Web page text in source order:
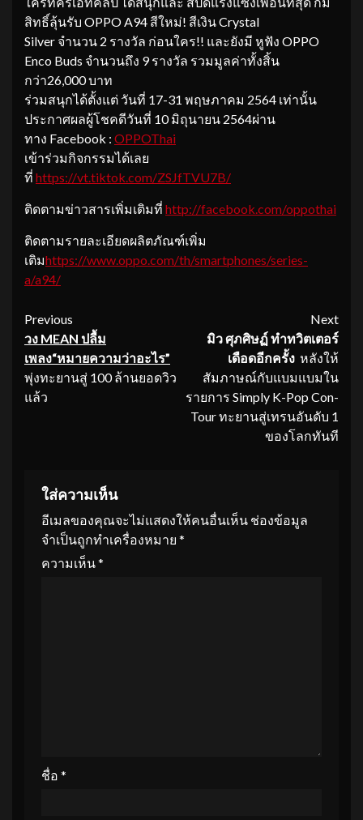
สิทธิ์ลุ้นรับ OPPO A94 สีใหม่! สีเงิน Crystal
Silver จำนวน 2 รางวัล ก่อนใคร!! และยังมี หูฟัง OPPO
Enco Buds จำนวนถึง 9 รางวัล รวมมูลค่าทั้งสิ้น
กว่า26,000 บาท
ร่วมสนุกได้ตั้งแต่ วันที่ 17-31 พฤษภาคม 2564 เท่านั้น
ประกาศผลผู้โชคดีวันที่ 10 มิถุนายน 2564ผ่าน
ทาง Facebook : OPPOThai
เข้าร่วมกิจกรรมได้เลย
ที่ https://vt.tiktok.com/ZSJfTVU7B/
ติดตามข่าวสารเพิ่มเติมที่ http://facebook.com/oppothai
ติดตามรายละเอียดผลิตภัณฑ์เพิ่ม
เติมhttps://www.oppo.com/th/smartphones/series-
a/a94/
Continue
Reading
Previous
วง MEAN ปลื้ม
เพลง“หมายความว่าอะไร”
พุ่งทะยานสู่ 100 ล้านยอดวิว
แล้ว
Next
มิว ศุภศิษฏ์ทำทวิตเตอร์
เดือดอีกครั้ง หลังให้
สัมภาษณ์กับแบมแบมใน
รายการ Simply K-Pop Con-
Tour ทะยานสู่เทรนอันดับ 1
ของโลกทันที
ใส่ความเห็น
อีเมลของคุณจะไม่แสดงให้คนอื่นเห็น ช่องข้อมูล
จำเป็นถูกทำเครื่องหมาย *
ความเห็น*
ชื่อ *